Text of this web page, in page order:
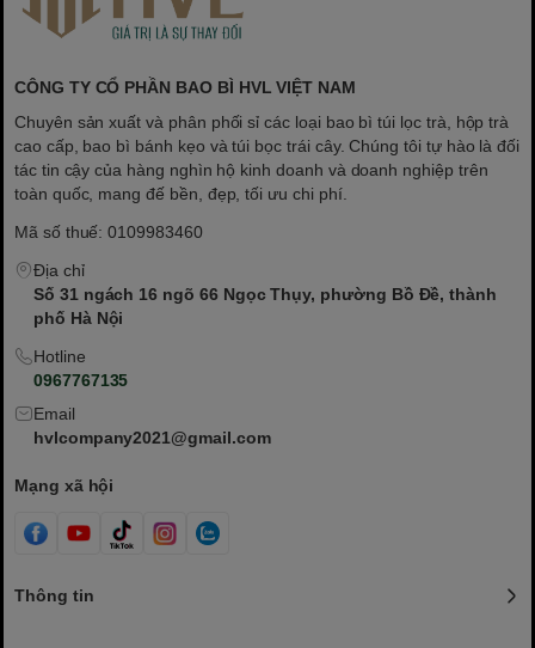
CÔNG TY CỔ PHẦN BAO BÌ HVL VIỆT NAM
Chuyên sản xuất và phân phối sỉ các loại bao bì túi lọc trà, hộp trà
cao cấp, bao bì bánh kẹo và túi bọc trái cây. Chúng tôi tự hào là đối
tác tin cậy của hàng nghìn hộ kinh doanh và doanh nghiệp trên
toàn quốc, mang đế bền, đẹp, tối ưu chi phí.
Mã số thuế: 0109983460
Địa chỉ
Số 31 ngách 16 ngõ 66 Ngọc Thụy, phường Bồ Đề, thành
phố Hà Nội
Hotline
0967767135
Email
hvlcompany2021@gmail.com
Mạng xã hội
Thông tin